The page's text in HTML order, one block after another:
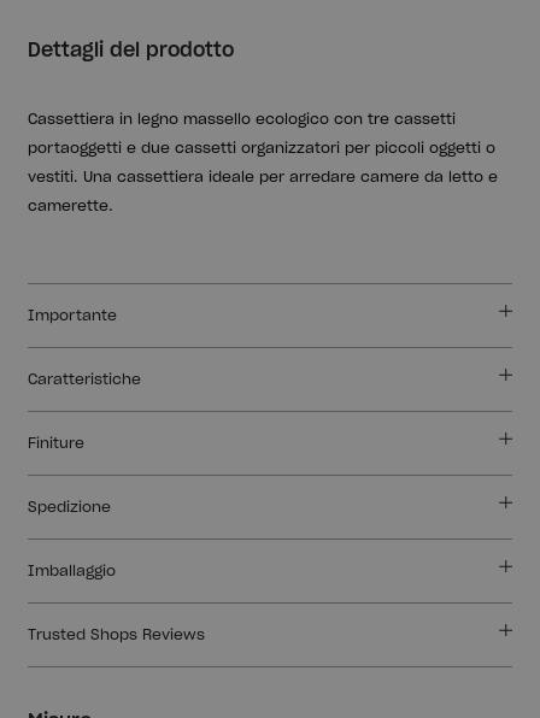
Dettagli del prodotto
Cassettiera in legno massello ecologico con tre cassetti
portaoggetti e due cassetti organizzatori per piccoli oggetti o
vestiti. Una cassettiera ideale per arredare camere da letto e
camerette.
Importante
Caratteristiche
Finiture
Spedizione
Imballaggio
Trusted Shops Reviews